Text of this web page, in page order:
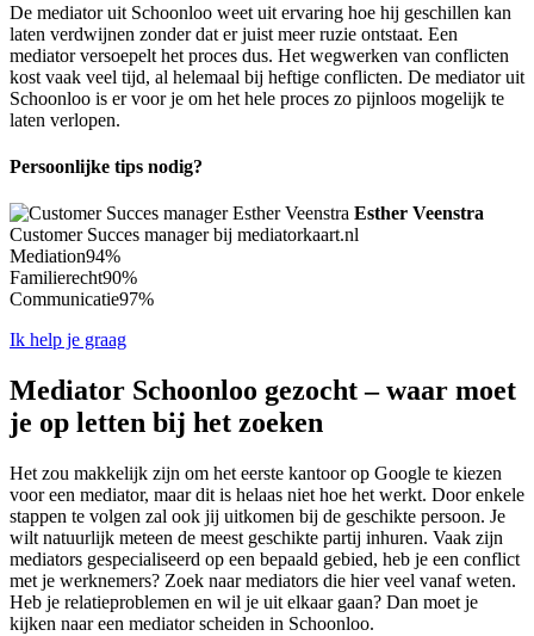
De mediator uit Schoonloo weet uit ervaring hoe hij geschillen kan
laten verdwijnen zonder dat er juist meer ruzie ontstaat. Een
mediator versoepelt het proces dus. Het wegwerken van conflicten
kost vaak veel tijd, al helemaal bij heftige conflicten. De mediator uit
Schoonloo is er voor je om het hele proces zo pijnloos mogelijk te
laten verlopen.
Persoonlijke tips nodig?
Esther Veenstra
Customer Succes manager bij mediatorkaart.nl
Mediation94%
Familierecht90%
Communicatie97%
Ik help je graag
Mediator Schoonloo gezocht – waar moet
je op letten bij het zoeken
Het zou makkelijk zijn om het eerste kantoor op Google te kiezen
voor een mediator, maar dit is helaas niet hoe het werkt. Door enkele
stappen te volgen zal ook jij uitkomen bij de geschikte persoon. Je
wilt natuurlijk meteen de meest geschikte partij inhuren. Vaak zijn
mediators gespecialiseerd op een bepaald gebied, heb je een conflict
met je werknemers? Zoek naar mediators die hier veel vanaf weten.
Heb je relatieproblemen en wil je uit elkaar gaan? Dan moet je
kijken naar een mediator scheiden in Schoonloo.